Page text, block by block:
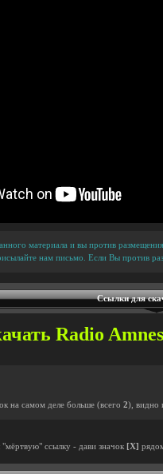
материала и вы против
нам письмо. Если Вы против
Ссылки для
Radio
на самом деле больше (всего 2), видно
ссылку - дави значок [X]